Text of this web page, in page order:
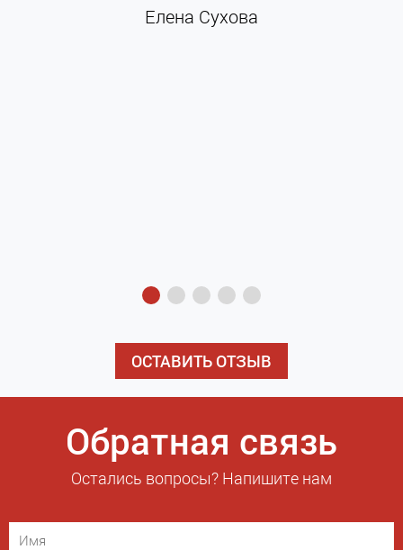
Елена Сухова
ОСТАВИТЬ ОТЗЫВ
Обратная связь
Остались вопросы? Напишите нам